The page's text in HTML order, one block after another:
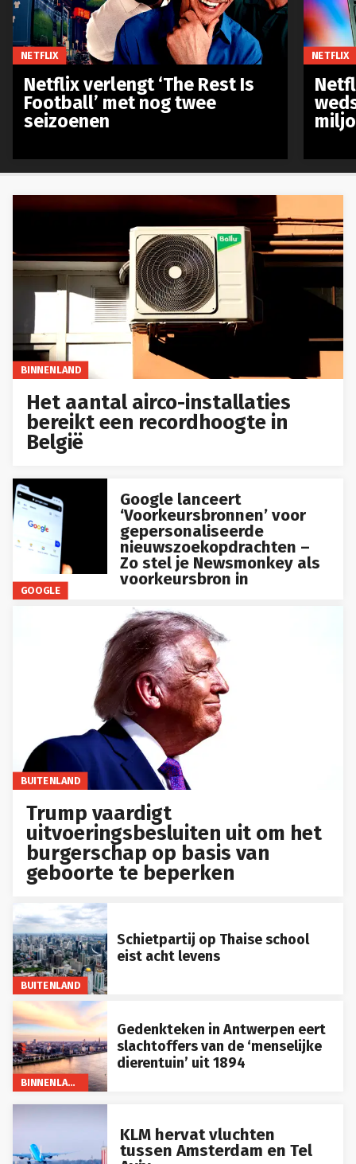
BINNENLAND
Het aantal airco-installaties
bereikt een recordhoogte in
België
GOOGLE
Google lanceert
‘Voorkeursbronnen’ voor
gepersonaliseerde
nieuwszoekopdrachten –
Zo stel je Newsmonkey als
voorkeursbron in
BUITENLAND
Trump vaardigt
uitvoeringsbesluiten uit om het
burgerschap op basis van
geboorte te beperken
BUITENLAND
Schietpartij op Thaise school
eist acht levens
BINNENLAND
Gedenkteken in Antwerpen eert
slachtoffers van de ‘menselijke
dierentuin’ uit 1894
tussen Amsterdam en Tel
Aviv
NETFLIX
Netflix verlengt ‘The Rest Is
Football’ met nog twee
seizoenen
NETFLIX